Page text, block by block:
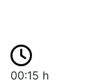
00:15 h